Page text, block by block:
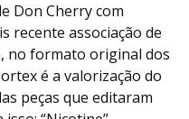
Don Cherry com
recente associação de
no formato original dos
é a valorização do
peças que editaram